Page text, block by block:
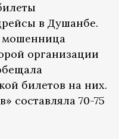
в Душанбе.
мошенница
организации
билетов на них.
составляла 70-75